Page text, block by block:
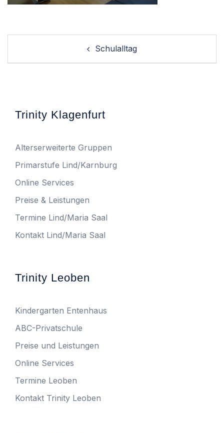
Schulalltag
Trinity Klagenfurt
Alterserweiterte Gruppen
Primarstufe Lind/Karnburg
Online Services
Preise & Leistungen
Termine Lind/Maria Saal
Kontakt Lind/Maria Saal
Trinity Leoben
Kindergarten Entenhaus
ABC-Privatschule
Preise und Leistungen
Online Services
Termine Leoben
Kontakt Trinity Leoben